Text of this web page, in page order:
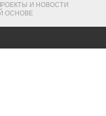
И НОВОСТИ
ОСНОВЕ